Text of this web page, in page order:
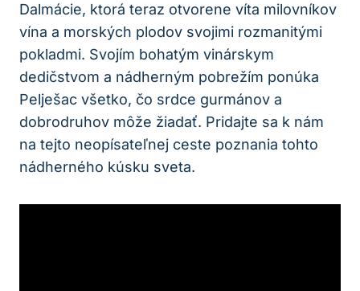
Dalmácie,​ ktorá teraz otvorene víta milovníkov
vína a morských plodov svojimi rozmanitými
pokladmi. Svojím bohatým vinárskym ​
dedičstvom a nádherným pobrežím ponúka
Pelješac všetko, čo srdce ⁢gurmánov a
dobrodruhov môže⁢ žiadať. Pridajte ⁣sa k nám
na tejto neopísateľnej ceste poznania tohto‍
nádherného kúsku sveta.